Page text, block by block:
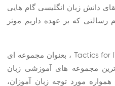
دانش زبان انگلیسی گام هایی
رسالتی که بر عهده داریم موثر
امروزه مجموعه کتابهای Tactics for listening ، بعنوان مجموعه ای
مجموعه های آموزشی زبان
مورد توجه زبان آموزان،